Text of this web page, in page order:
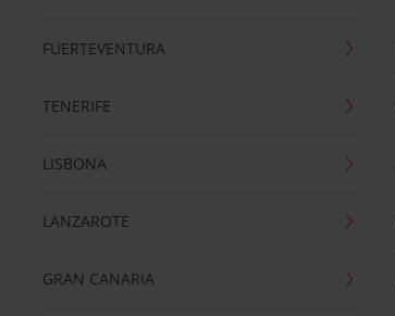
FUERTEVENTURA
TENERIFE
LISBONA
LANZAROTE
GRAN CANARIA